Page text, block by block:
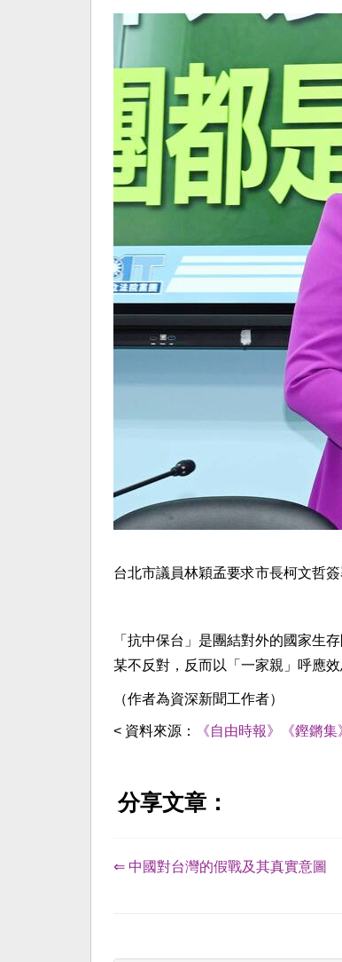
台北市議員林穎孟要求市長柯文哲
「抗中保台」是團結對外的國家生
某不反對，反而以「一家親」呼應
（作者為資深新聞工作者）
< 資料來源： 《自由時報》《鏗鏘集
分享文章：
⇐ 中國對台灣的假戰及其真實意圖